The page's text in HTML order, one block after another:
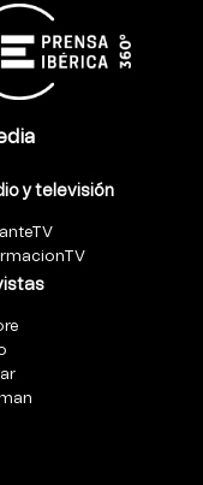
y televisión